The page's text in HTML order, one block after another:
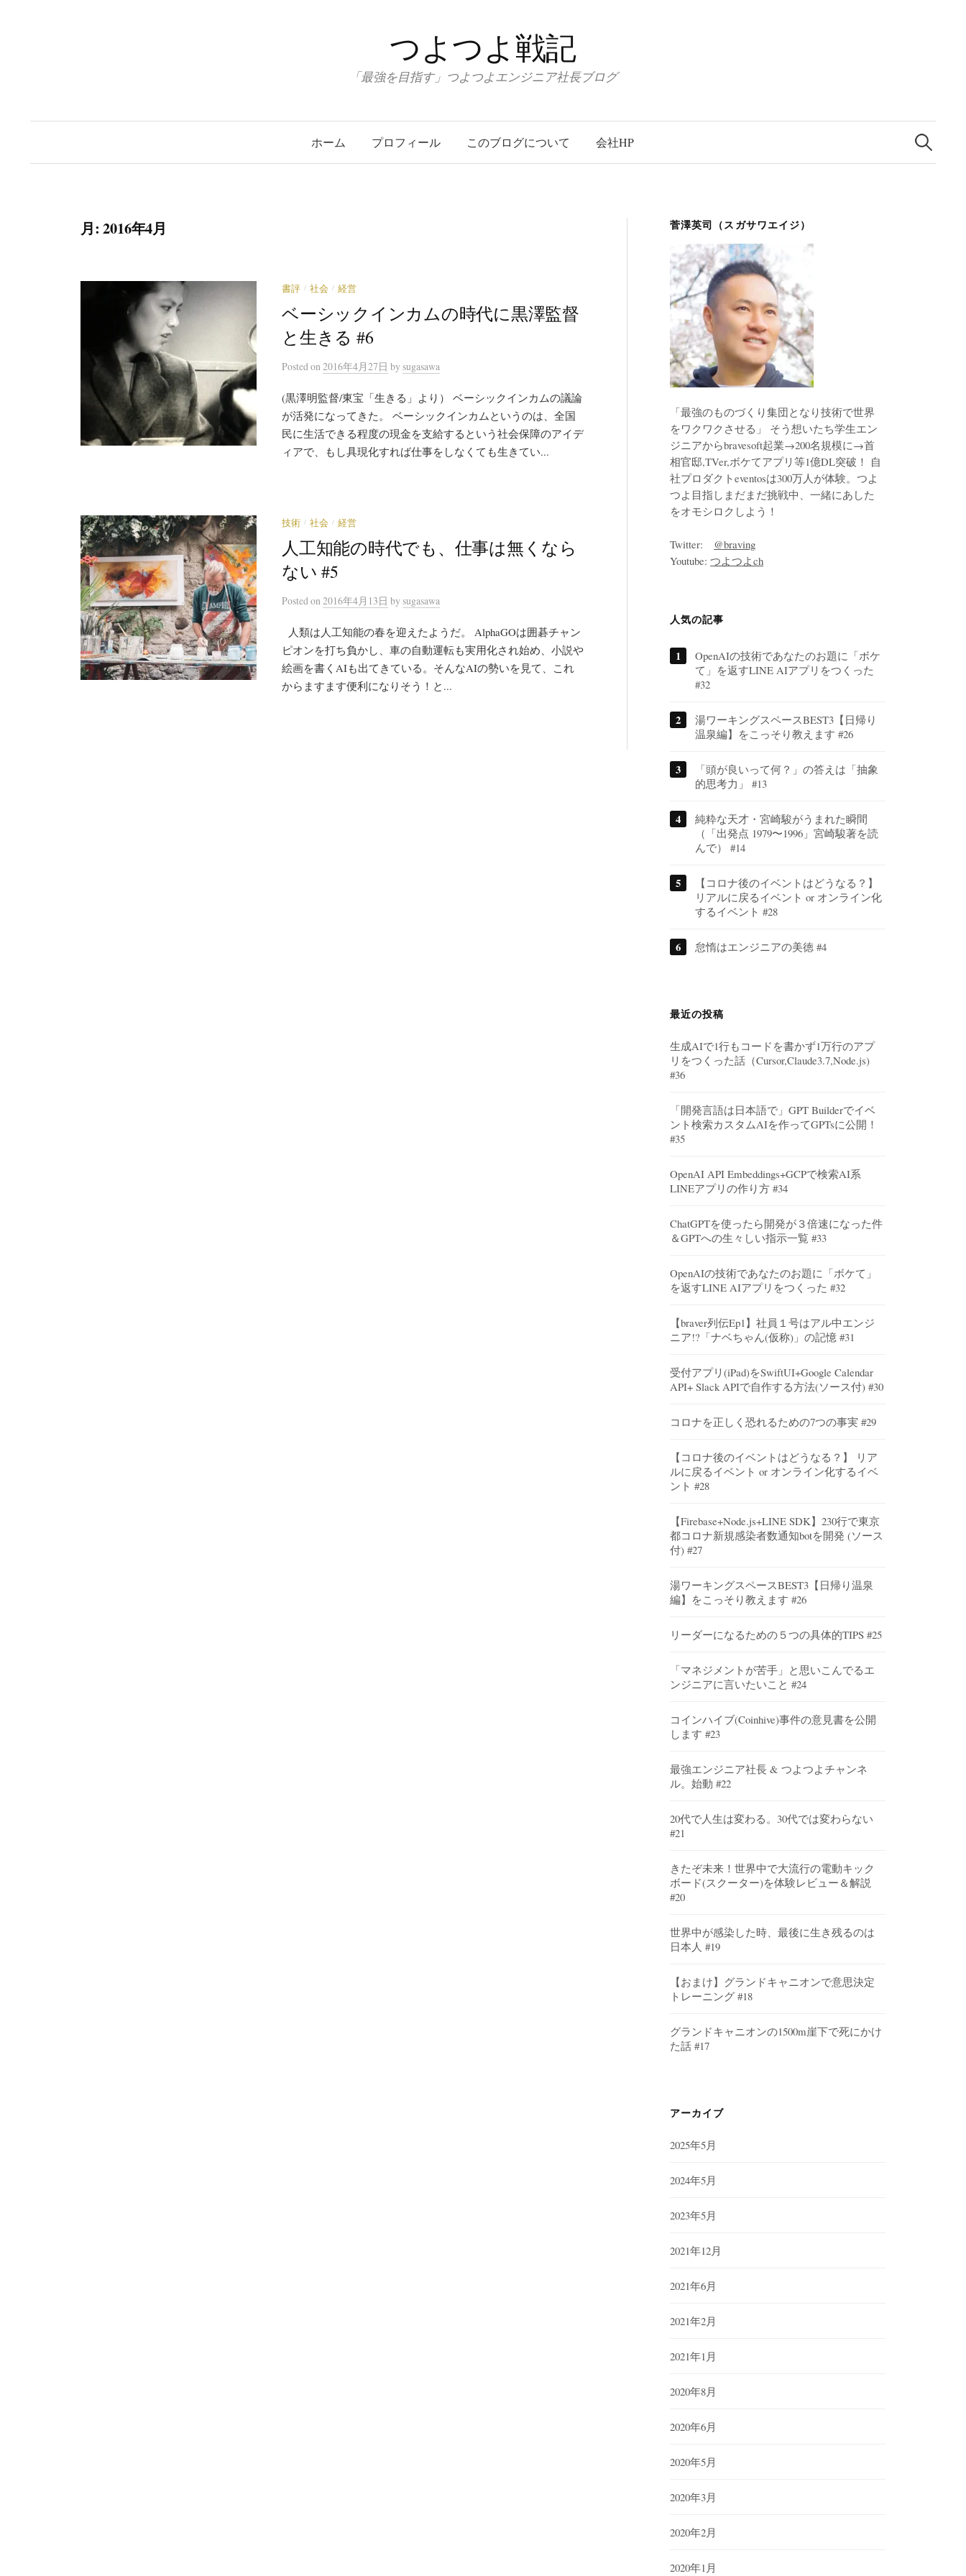
つよつよ戦記
「最強を目指す」つよつよエンジニア社長ブログ
ホーム プロフィール このブログについて 会社HP
検
索:
月:2016年4月
書評 / 社会 / 経営
ベーシックインカムの時代に黒澤監督
と生きる #6
Postedon 2016年4月27日 by sugasawa
(黒澤明監督/東宝「生きる」より） ベーシックインカムの議論
が活発になってきた。 ベーシックインカムというのは、全国
民に生活できる程度の現金を支給するという社会保障のアイデ
ィアで、もし具現化すれば仕事をしなくても生きてい...
技術 / 社会 / 経営
人工知能の時代でも、仕事は無くなら
ない #5
Postedon 2016年4月13日 by sugasawa
人類は人工知能の春を迎えたようだ。 AlphaGOは囲碁チャン
ピオンを打ち負かし、車の自動運転も実用化され始め、小説や
絵画を書くAIも出てきている。そんなAIの勢いを見て、これ
からますます便利になりそう！と...
菅澤英司（スガサワエイジ）
「最強のものづくり集団となり技術で世界
をワクワクさせる」 そう想いたち学生エン
ジニアからbravesoft起業→200名規模に→首
相官邸,TVer,ボケてアプリ等1億DL突破！ 自
社プロダクトeventosは300万人が体験。つよ
つよ目指しまだまだ挑戦中、一緒にあした
をオモシロクしよう！
Twitter: @braving
Youtube:つよつよch
人気の記事
OpenAIの技術であなたのお題に「ボケ
て」を返すLINE AIアプリをつくった
#32
湯ワーキングスペースBEST3【日帰り
温泉編】をこっそり教えます #26
「頭が良いって何？」の答えは「抽象
的思考力」 #13
純粋な天才・宮崎駿がうまれた瞬間
（「出発点 1979〜1996」宮崎駿著を読
んで） #14
【コロナ後のイベントはどうなる？】
リアルに戻るイベント or オンライン化
するイベント #28
怠惰はエンジニアの美徳 #4
最近の投稿
生成AIで1行もコードを書かず1万行のアプ
リをつくった話（Cursor,Claude3.7,Node.js)
#36
「開発言語は日本語で」GPT Builderでイベ
ント検索カスタムAIを作ってGPTsに公開！
#35
OpenAI API Embeddings+GCPで検索AI系
LINEアプリの作り方 #34
ChatGPTを使ったら開発が３倍速になった件
＆GPTへの生々しい指示一覧 #33
OpenAIの技術であなたのお題に「ボケて」
を返すLINE AIアプリをつくった #32
【braver列伝Ep1】社員１号はアル中エンジ
ニア!?「ナベちゃん(仮称)」の記憶 #31
受付アプリ(iPad)をSwiftUI+Google Calendar
API+ Slack APIで自作する方法(ソース付) #30
コロナを正しく恐れるための7つの事実 #29
【コロナ後のイベントはどうなる？】 リア
ルに戻るイベント or オンライン化するイベ
ント #28
【Firebase+Node.js+LINE SDK】230行で東京
都コロナ新規感染者数通知botを開発 (ソース
付) #27
湯ワーキングスペースBEST3【日帰り温泉
編】をこっそり教えます #26
リーダーになるための５つの具体的TIPS #25
「マネジメントが苦手」と思いこんでるエ
ンジニアに言いたいこと #24
コインハイブ(Coinhive)事件の意見書を公開
します #23
最強エンジニア社長 & つよつよチャンネ
ル。始動 #22
20代で人生は変わる。30代では変わらない
#21
きたぞ未来！世界中で大流行の電動キック
ボード(スクーター)を体験レビュー＆解説
#20
世界中が感染した時、最後に生き残るのは
日本人 #19
【おまけ】グランドキャニオンで意思決定
トレーニング #18
グランドキャニオンの1500m崖下で死にかけ
た話 #17
アーカイブ
2025年5月
2024年5月
2023年5月
2021年12月
2021年6月
2021年2月
2021年1月
2020年8月
2020年6月
2020年5月
2020年3月
2020年2月
2020年1月